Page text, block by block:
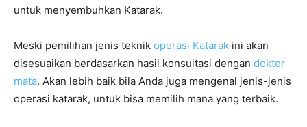
untuk menyembuhkan Katarak.
Meski pemilihan jenis teknik operasi Katarak ini akan
disesuaikan berdasarkan hasil konsultasi dengan dokter
mata. Akan lebih baik bila Anda juga mengenal jenis-jenis
operasi katarak, untuk bisa memilih mana yang terbaik.